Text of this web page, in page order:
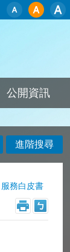
公開資訊
進階搜尋
服務白皮書